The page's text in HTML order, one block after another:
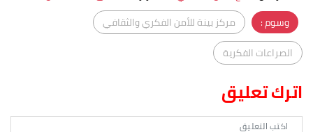
وسوم :
مركز بينة للأمن الفكري والثقافي
الصراعات الفكرية
اترك تعليق